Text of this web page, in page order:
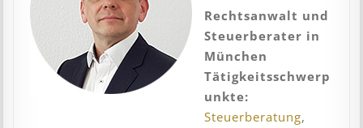
Rechtsanwalt und
Steuerberater in
München
Tätigkeitsschwerp
unkte:
Steuerberatung,